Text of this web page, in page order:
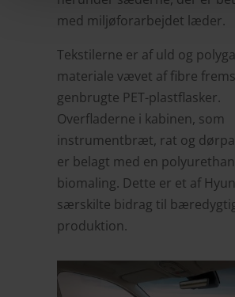
med miljøforarbejdet læder.
Tekstilerne er af uld og
materiale vævet af fibre
genbrugte PET-plastflasker.
Overfladerne i kabinen, som
instrumentbræt, rat og
er belagt med en polyurethan
biomaling. Dette er et af
særskilte bidrag til
produktion.